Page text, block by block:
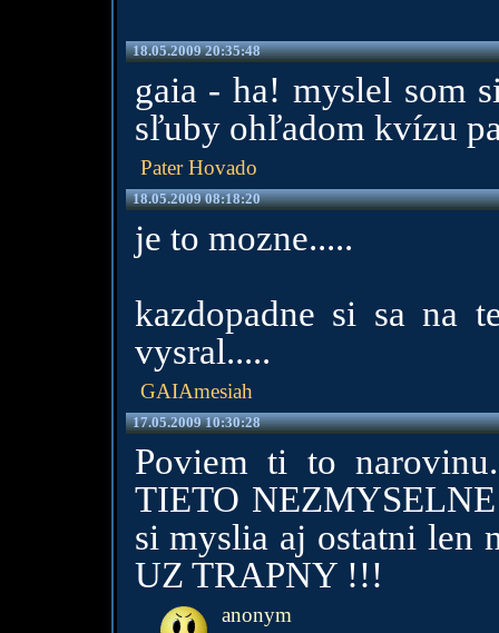
18.05.2009 20:35:48
gaia - ha! myslel som
sľuby ohľadom kvízu
Pater Hovado
18.05.2009 08:18:20
je to mozne.....
kazdopadne si sa na
vysral.....
GAIAmesiah
17.05.2009 10:30:28
Poviem ti to
TIETO
si myslia aj ostatni len
UZ TRAPNY !!!
anonym